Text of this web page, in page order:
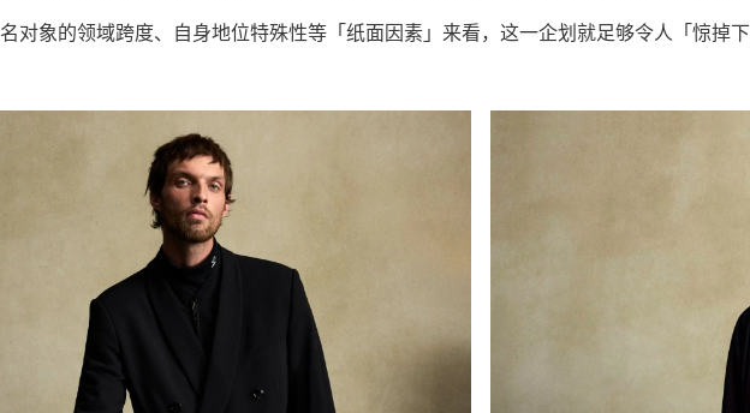
名对象的领域跨度、自身地位特殊性等「纸面因素」来看，这一企划就足够令人「惊掉